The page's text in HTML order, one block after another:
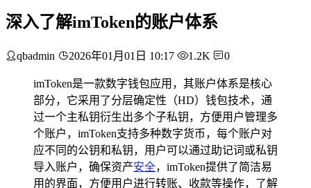
深入了解imToken的账户体系
qbadmin 2026年01月01日 10:17 1.2K 0
imToken是一款数字钱包应用，其账户体系是核心
部分，它采用了分层确定性（HD）钱包技术，通
过一个主私钥衍生出多个子私钥，方便用户管理多
个账户，imToken支持多种数字货币，每个账户对
应不同的公钥和私钥，用户可以通过助记词或私钥
导入账户，确保资产安全，imToken提供了简洁易
用的界面，方便用户进行转账、收款等操作，了解